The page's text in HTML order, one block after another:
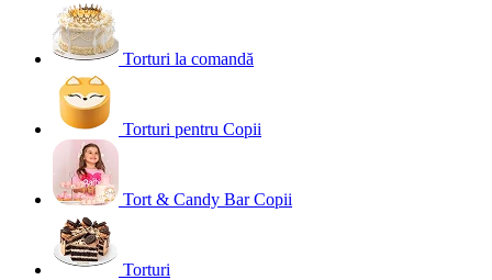
Torturi la comandă
Torturi pentru Copii
Tort & Candy Bar Copii
Torturi